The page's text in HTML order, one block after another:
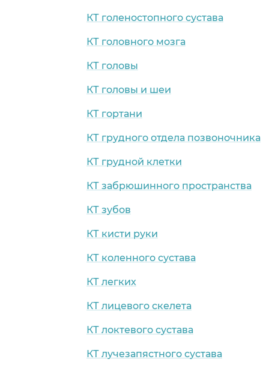
КТ голеностопного сустава
КТ головного мозга
КТ головы
КТ головы и шеи
КТ гортани
КТ грудного отдела позвоночника
КТ грудной клетки
КТ забрюшинного пространства
КТ зубов
КТ кисти руки
КТ коленного сустава
КТ легких
КТ лицевого скелета
КТ локтевого сустава
КТ лучезапястного сустава